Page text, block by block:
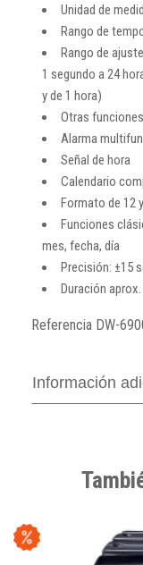
Unidad de
Rango de
Rango de
1 segundo a 24
y de 1 hora)
Otras
Alarma
Señal de hora
Calendario
Formato de 12
Funciones
mes, fecha, día
Precisión: ±15
Duración
Referencia DW-
Información